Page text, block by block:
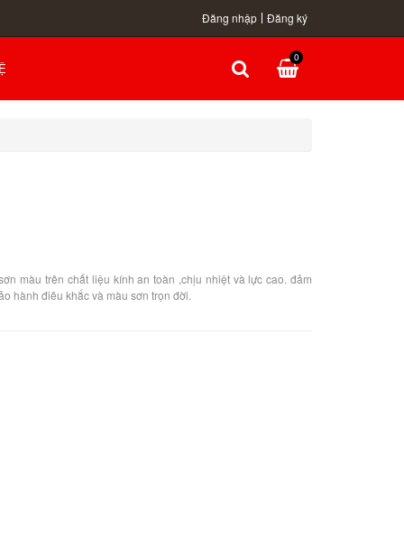
Đăng nhập Đăng ký
0
màu trên chất liệu kính an toàn ,chịu nhiệt và lực cao. đảm
hành điêu khắc và màu sơn trọn đời.